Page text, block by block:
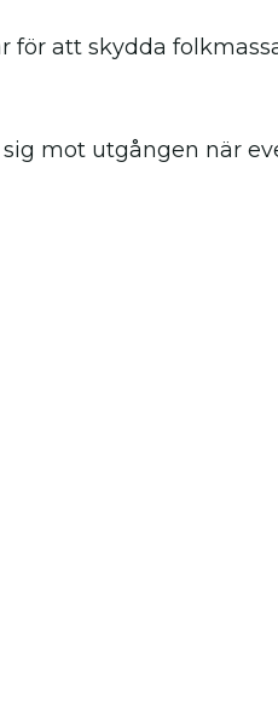
för att skydda
mot utgången när